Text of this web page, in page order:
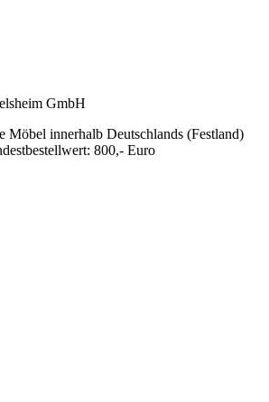
GmbH
Möbel innerhalb Deutschlands (Festland)
800,- Euro